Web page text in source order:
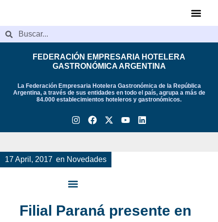
FEDERACIÓN EMPRESARIA HOTELERA
GASTRONÓMICA ARGENTINA
La Federación Empresaria Hotelera Gastronómica de la República
Argentina, a través de sus entidades en todo el país, agrupa a más de
84.000 establecimientos hoteleros y gastronómicos.
17 April, 2017 en Novedades
Filial Paraná presente en